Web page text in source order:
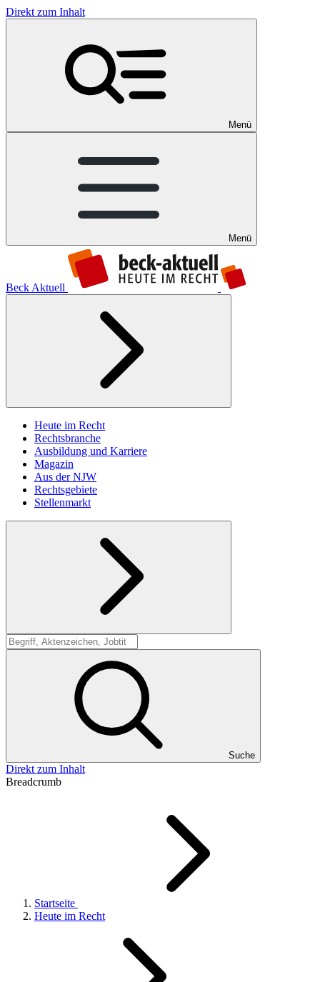
Direkt zum Inhalt
Menü
Menü
Beck Aktuell
Heute im Recht
Rechtsbranche
Ausbildung und Karriere
Magazin
Aus der NJW
Rechtsgebiete
Stellenmarkt
Suche
Suche
Direkt zum Inhalt
Breadcrumb
Startseite
Heute im Recht